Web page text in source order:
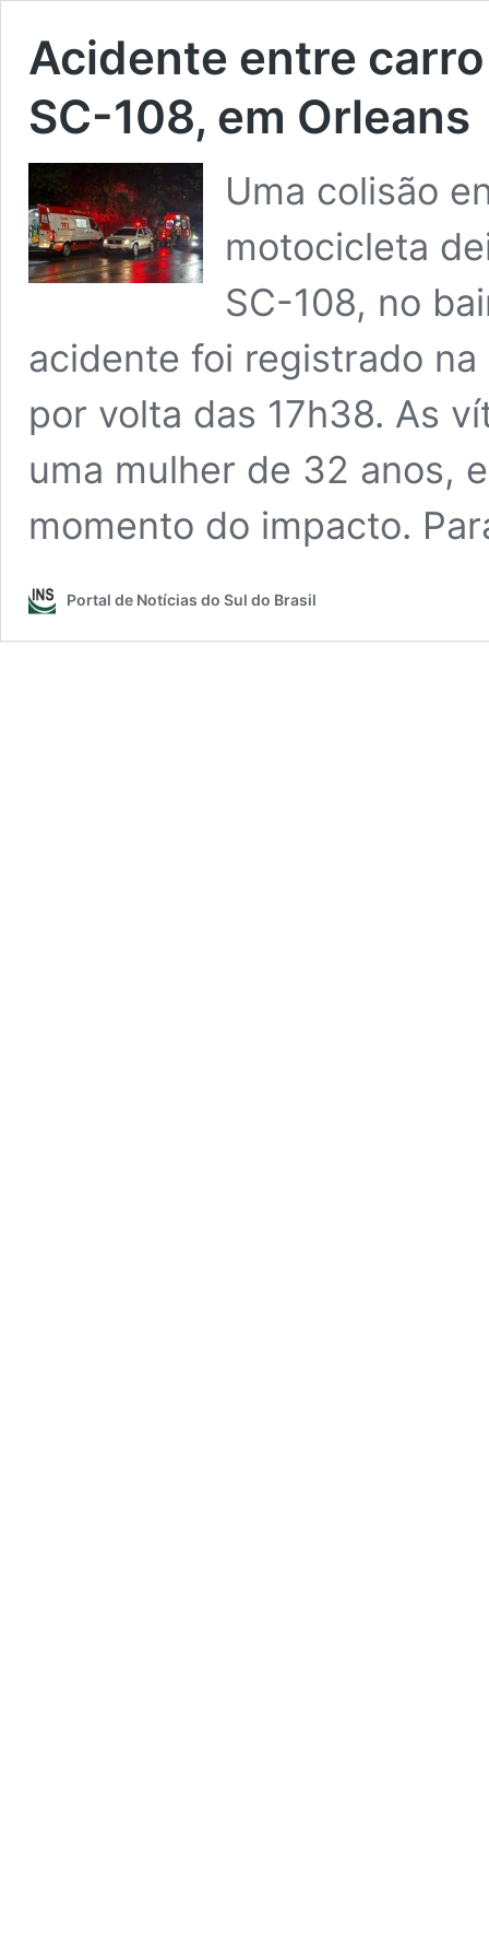
Acidente entre
SC-108, em Orleans
Uma colisão
motocicleta
SC-108, no
acidente foi registrado
por volta das 17h38. As
uma mulher de 32 anos,
momento do impacto.
Portal de Notícias do Sul do Brasil